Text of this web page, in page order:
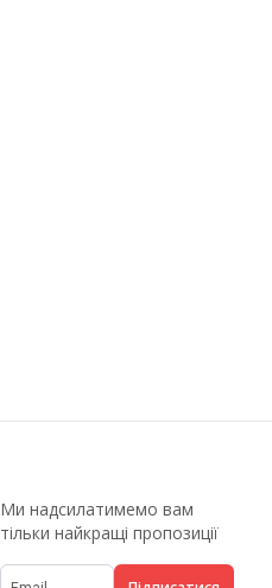
Ми надсилатимемо вам
тільки найкращі пропозиції